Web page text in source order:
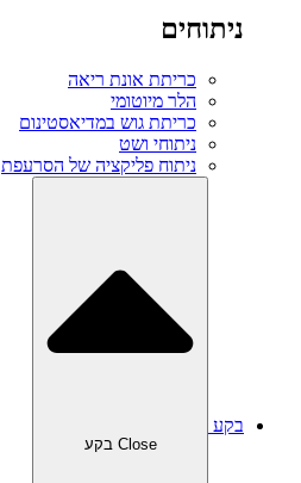
ניתוחים
כריתת אונת ריאה‎
הלר מיוטומי
כריתת גוש במדיאסטינום
ניתוחי ושט
ניתוח פליקציה של הסרעפת
בקע
Close בקע